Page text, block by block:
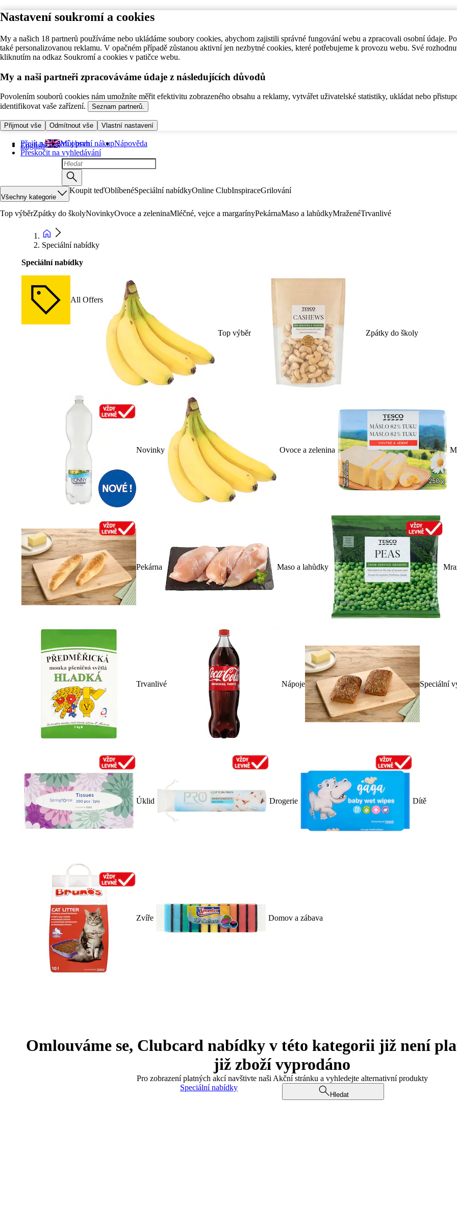
Nastavení soukromí a cookies
My a našich 18 partnerů používáme nebo ukládáme soubory cookies, abychom zajistili správné fungování webu a zpracovali osobní údaje.
také personalizovanou reklamu. V opačném případě zůstanou aktivní jen nezbytné cookies, které potřebujeme k provozu webu. Své
kliknutím na odkaz Soukromí a cookies v patičce webu.
My a naši partneři zpracováváme údaje z následujících důvodů
Povolením souborů cookies nám umožníte měřit efektivitu zobrazeného obsahu a reklamy, vytvářet uživatelské statistiky, ukládat nebo
identifikovat vaše zařízení.
Seznam partnerů.
Přijmout vše Odmítnout vše Vlastní nastavení
Přejít na hlavní obsah
Přeskočit na vyhledávání
English Můj první nákupNápověda
Všechny kategorie
Koupit teďOblíbenéSpeciální nabídkyOnline ClubInspiraceGrilování
Top výběrZpátky do školyNovinkyOvoce a zeleninaMléčné, vejce a margarínyPekárnaMaso a lahůdkyMraženéTrvanlivé
Speciální nabídky
Speciální nabídky
All Offers
Top výběr Zpátky do školy
Novinky Ovoce a zelenina
Pekárna Maso a lahůdky
Trvanlivé Nápoje Speciální
Úklid Drogerie Dítě
Zvíře Domov a zábava
Omlouváme se, Clubcard nabídky v této kategorii již není
již zboží vyprodáno
Pro zobrazení platných akcí navštivte naši Akční stránku a vyhledejte alternativní produkty
Speciální nabídky
Hledat